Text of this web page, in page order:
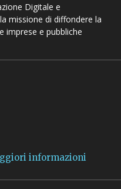
Digitale e
missione di diffondere la
imprese e pubbliche
informazioni